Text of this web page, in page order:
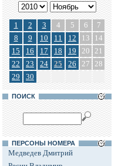
1 2 3 4 5 6
7
8
9 10 11 12 13
14
15
16 17 18 19 20 21
22
23 24 25 26 27 28
29
30
ПОИСК
ПЕРСОНЫ НОМЕРА
Медведев Дмитрий